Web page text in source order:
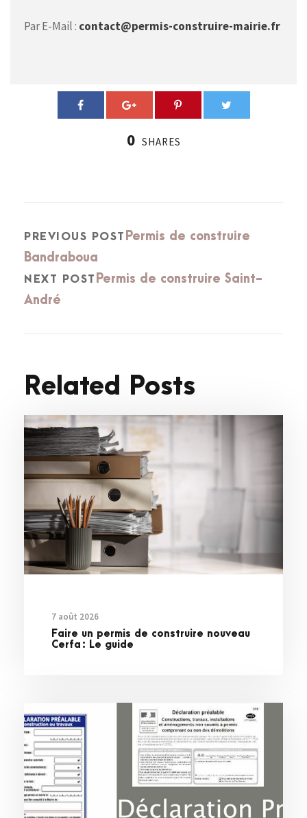
Par E-Mail : contact@permis-construire-mairie.fr
0 SHARES
PREVIOUS POST Permis de construire
Bandraboua
NEXT POST Permis de construire Saint-
André
Related Posts
7 août 2026
Faire un permis de construire nouveau
Cerfa : Le guide